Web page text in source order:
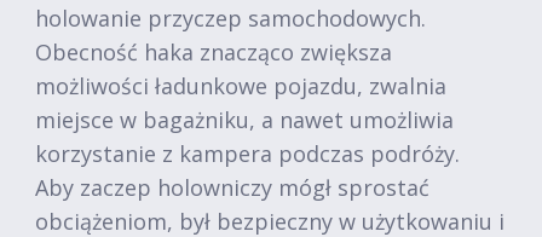
holowanie przyczep samochodowych.
Obecność haka znacząco zwiększa
możliwości ładunkowe pojazdu, zwalnia
miejsce w bagażniku, a nawet umożliwia
korzystanie z kampera podczas podróży.
Aby zaczep holowniczy mógł sprostać
obciążeniom, był bezpieczny w użytkowaniu i